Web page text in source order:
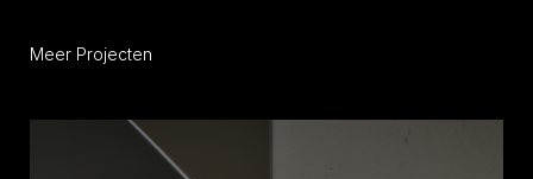
Meer Projecten